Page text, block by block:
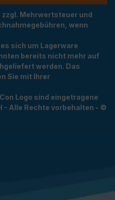
Mehrwertsteuer und
wenn
sich um Lagerware
bereits nicht mehr auf
werden. Das
Sie mit Ihrer
Logo sind eingetragene
- Alle Rechte vorbehalten - ©